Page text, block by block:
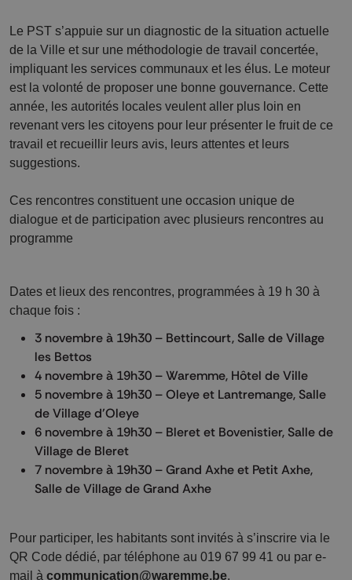
Le PST s’appuie sur un diagnostic de la situation actuelle
de la Ville et sur une méthodologie de travail concertée,
impliquant les services communaux et les élus. Le moteur
est la volonté de proposer une bonne gouvernance. Cette
année, les autorités locales veulent aller plus loin en
revenant vers les citoyens pour leur présenter le fruit de ce
travail et recueillir leurs avis, leurs attentes et leurs
suggestions.
Ces rencontres constituent une occasion unique de
dialogue et de participation avec plusieurs rencontres au
programme
Dates et lieux des rencontres, programmées à 19 h 30 à
chaque fois :
3 novembre à 19h30 – Bettincourt, Salle de Village
les Bettos
4 novembre à 19h30 – Waremme, Hôtel de Ville
5 novembre à 19h30 – Oleye et Lantremange, Salle
de Village d’Oleye
6 novembre à 19h30 – Bleret et Bovenistier, Salle de
Village de Bleret
7 novembre à 19h30 – Grand Axhe et Petit Axhe,
Salle de Village de Grand Axhe
Pour participer, les habitants sont invités à s’inscrire via le
QR Code dédié, par téléphone au 019 67 99 41 ou par e-
mail à communication@waremme.be.